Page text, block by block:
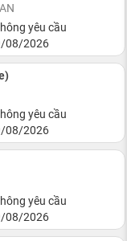
yêu cầu
08/2026
yêu cầu
08/2026
yêu cầu
08/2026